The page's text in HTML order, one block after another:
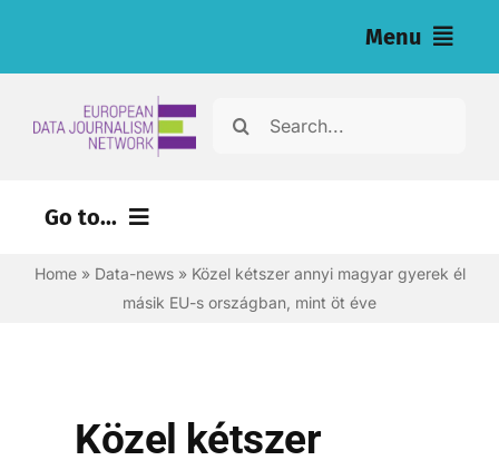
Menu
Search
Go to...
Home» Data-news» Közel kétszer annyi magyar gyerek él
másik EU-s országban, mint öt éve
Közel kétszer